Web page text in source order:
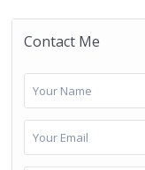
Contact Me